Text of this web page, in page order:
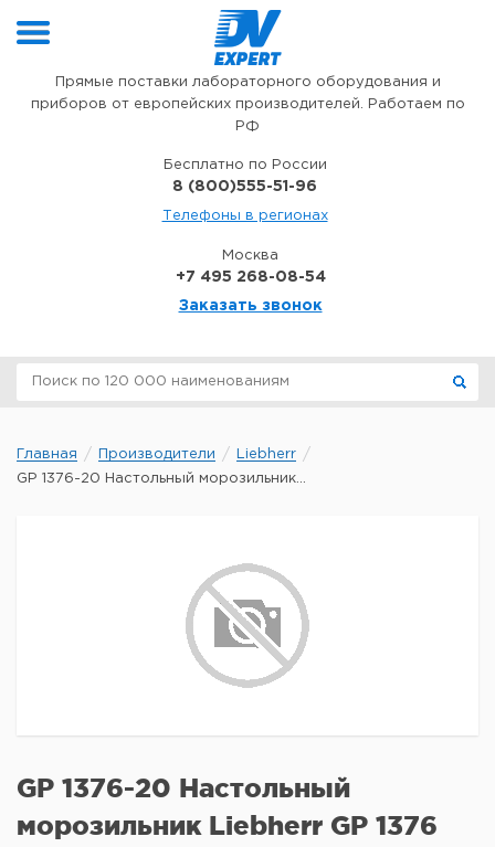
Прямые поставки лабораторного оборудования и
приборов от европейских производителей. Работаем по
РФ
Бесплатно по России
8 (800)555-51-96
Телефоны в регионах
Москва
+7 495 268-08-54
Заказать звонок
Главная Производители
Liebherr
GP 1376-20 Настольный морозильник...
GP 1376-20 Настольный
морозильник Liebherr GP 1376